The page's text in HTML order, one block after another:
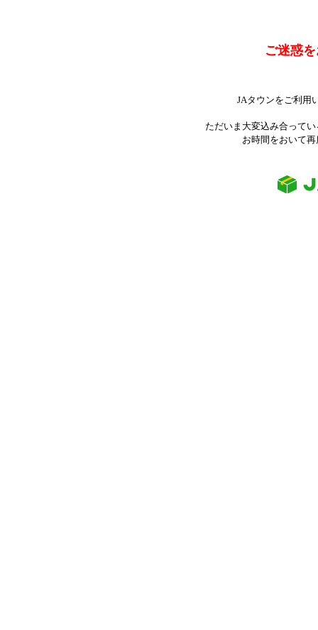
ご迷惑
JAタウンをご利用
ただいま大変込み合って
お時間をおいて